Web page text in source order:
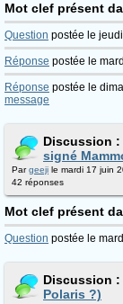
Mot clef présent
Question postée le
Réponse postée le
Réponse postée le
message
Discussion :
signé
Pargeeji le mardi 17 juin
42 réponses
Mot clef présent
Question postée le
Discussion :
Polaris ?)